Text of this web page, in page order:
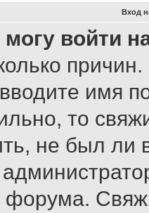
Вход
войти
имя
то
не был ли